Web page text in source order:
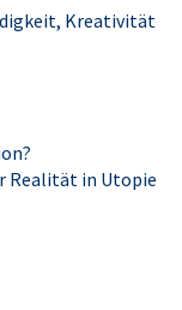
Kreativität
Realität in Utopie